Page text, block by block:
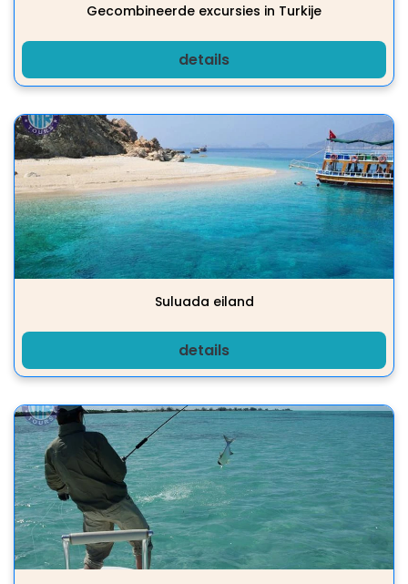
Gecombineerde excursies in Turkije
details
Suluada eiland
details